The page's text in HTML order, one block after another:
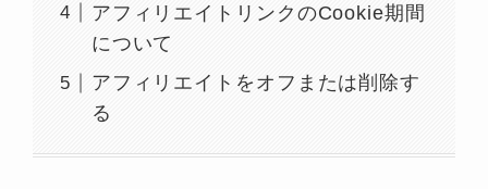
アフィリエイトリンクのCookie期間
について
アフィリエイトをオフまたは削除す
る